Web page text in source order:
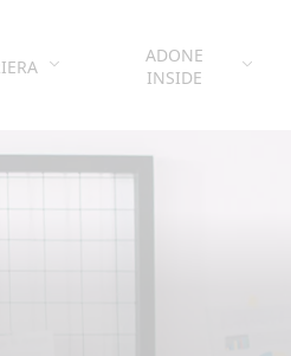
ADONE
INSIDE